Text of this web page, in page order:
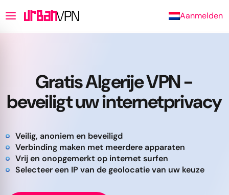
Aanmelden
Gratis Algerije VPN -
beveiligt uw internetprivacy
Veilig, anoniem en beveiligd
Verbinding maken met meerdere apparaten
Vrij en onopgemerkt op internet surfen
Selecteer een IP van de geolocatie van uw keuze